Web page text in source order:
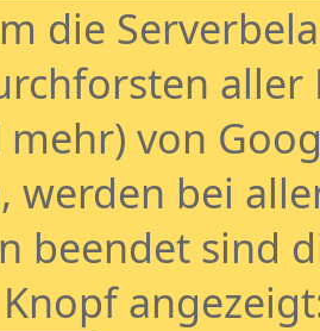
die
aller
von
werden bei
beendet sind